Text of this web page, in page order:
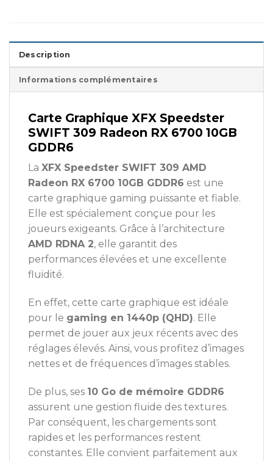
Description
Informations complémentaires
Carte Graphique XFX Speedster
SWIFT 309 Radeon RX 6700 10GB
GDDR6
La XFX Speedster SWIFT 309 AMD
Radeon RX 6700 10GB GDDR6 est une
carte graphique gaming puissante et fiable.
Elle est spécialement conçue pour les
joueurs exigeants. Grâce à l’architecture
AMD RDNA 2, elle garantit des
performances élevées et une excellente
fluidité.
En effet, cette carte graphique est idéale
pour le gaming en 1440p (QHD). Elle
permet de jouer aux jeux récents avec des
réglages élevés. Ainsi, vous profitez d’images
nettes et de fréquences d’images stables.
De plus, ses 10 Go de mémoire GDDR6
assurent une gestion fluide des textures.
Par conséquent, les chargements sont
rapides et les performances restent
constantes. Elle convient parfaitement aux